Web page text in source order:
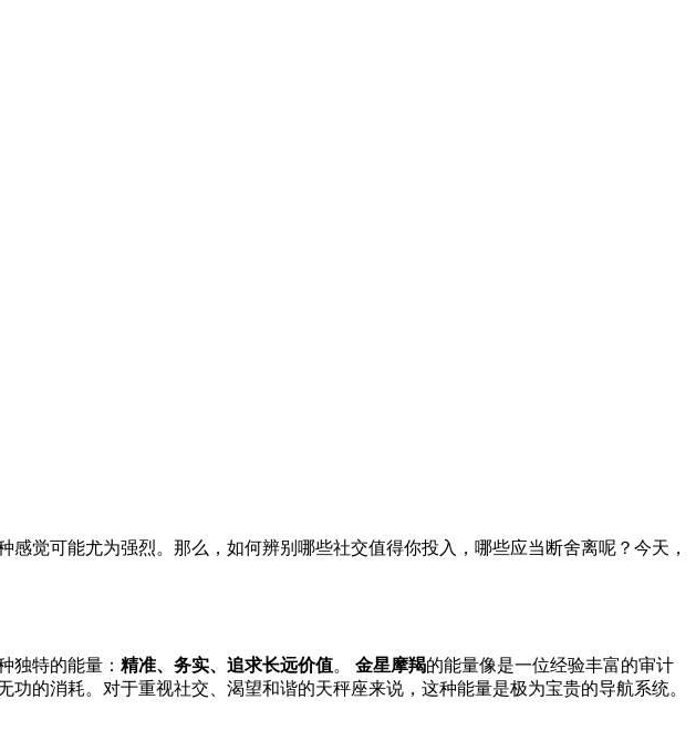
种感觉可能尤为强烈。那么，如何辨别哪些社交值得你投入，哪些应当断舍离呢？今天，
独特的能量： 精准、务实、追求长远价值。 金星摩羯的能量像是一位经验丰富的审计
的消耗。对于重视社交、渴望和谐的天秤座来说，这种能量是极为宝贵的导航系统。